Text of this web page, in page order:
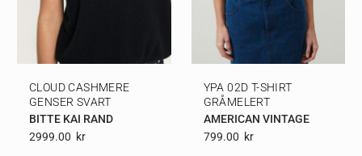
CLOUD CASHMERE
GENSER SVART
BITTE KAI RAND
2999.00 Kr
YPA 02D T-SHIRT
GRÅMELERT
AMERICAN VINTAGE
799.00 Kr